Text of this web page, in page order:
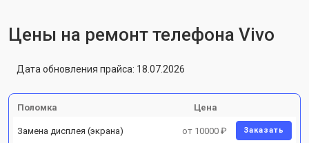
Цены на ремонт телефона Vivo
Дата обновления прайса: 18.07.2026
Поломка Цена
Замена дисплея (экрана) от 10000 ₽ Заказать